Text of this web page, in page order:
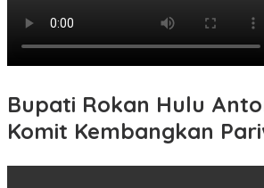
Bupati Rokan Hulu
Komit Kembangkan